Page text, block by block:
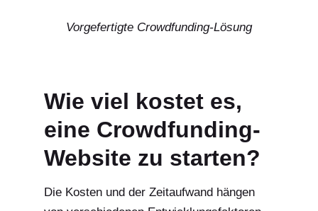
Vorgefertigte Crowdfunding-Lösung
Wie viel kostet es,
eine Crowdfunding-
Website zu starten?
Die Kosten und der Zeitaufwand hängen